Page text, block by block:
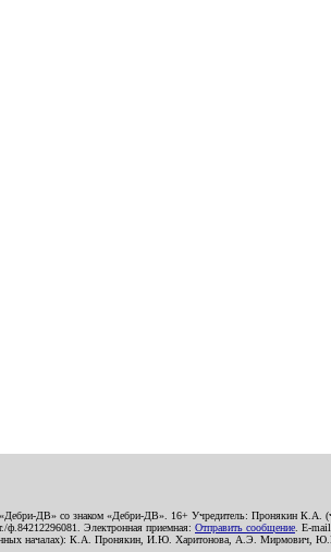
«Дебри-ДВ» со знаком «Дебри-ДВ». 16+ Учредитель: Пронякин
ф.84212296081. Электронная приемная: Отправить сообщение . E-
началах): К.А. Пронякин, И.Ю. Харитонова, А.Э.